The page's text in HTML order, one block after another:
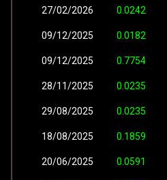
27/02/2026 0.0242
09/12/2025 0.0182
09/12/2025 0.7754
28/11/2025 0.0235
29/08/2025 0.0235
18/08/2025 0.1859
20/06/2025 0.0591